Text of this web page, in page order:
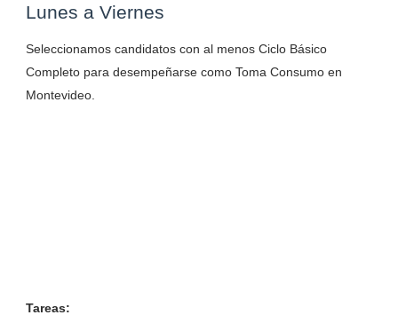
Lunes a Viernes
Seleccionamos candidatos con al menos Ciclo Básico
Completo para desempeñarse como Toma Consumo en
Montevideo.
Tareas: